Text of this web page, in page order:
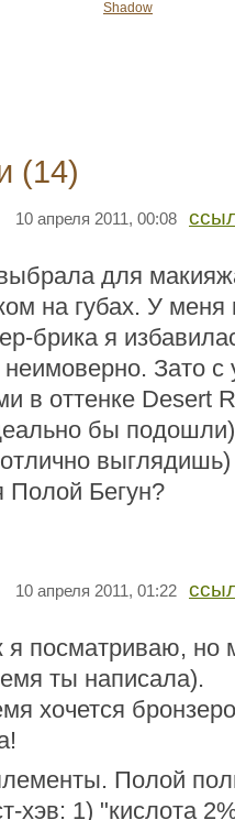
Shadow
(14)
10 апреля 2011, 00:08
для
на губах. У меня
брика я
Зато с
в оттенке Desert
бы
Полой Бегун?
10 апреля 2011, 01:22
посматриваю, но
ты написала).
хочется
Полой
хэв: 1) "кислота